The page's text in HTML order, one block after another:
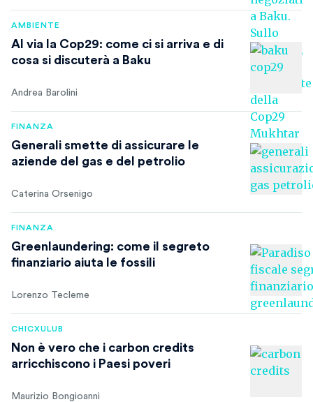
AMBIENTE
Al via la Cop29: come ci si arriva e di
cosa si discuterà a Baku
Andrea Barolini
FINANZA
Generali smette di assicurare le
aziende del gas e del petrolio
Caterina Orsenigo
FINANZA
Greenlaundering: come il segreto
finanziario aiuta le fossili
Lorenzo Tecleme
CHICXULUB
Non è vero che i carbon credits
arricchiscono i Paesi poveri
Maurizio Bongioanni